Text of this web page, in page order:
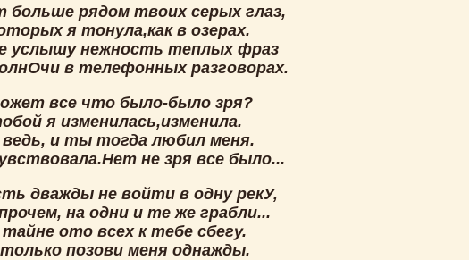
больше рядом твоих серых глаз,
я тонула,как в озерах.
услышу нежность теплых фраз
в телефонных разговорах.
все что было-было зря?
я изменилась,изменила.
и ты тогда любил меня.
не зря все было...
дважды не войти в одну рекУ,
на одни и те же грабли...
ото всех к тебе сбегу.
позови меня однажды.